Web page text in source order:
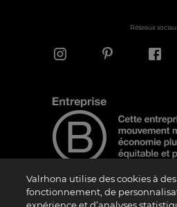
Réseaux
Valrhona utilise des cookies à
fonctionnement, de